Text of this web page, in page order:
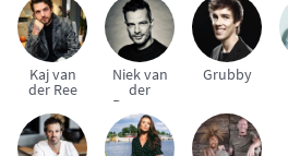
Kaj van
der Ree
Niek van
der
Bruggen
Grubby